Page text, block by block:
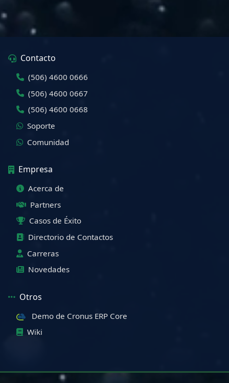
Contacto
(506) 4600 0666
(506) 4600 0667
(506) 4600 0668
Soporte
Comunidad
Empresa
Acerca de
Partners
Casos de Éxito
Directorio de Contactos
Carreras
Novedades
Otros
Demo de Cronus ERP Core
Wiki